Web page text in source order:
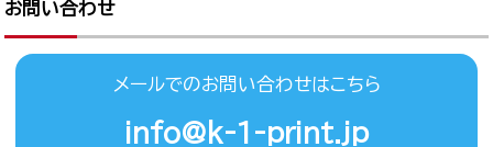
お問い合わせ
メールでのお問い合わせはこちら
info@k-1-print.jp